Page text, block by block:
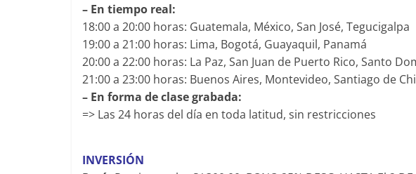
– En tiempo real:
18:00 a 20:00 horas: Guatemala, México, San José, Tegucigalpa
19:00 a 21:00 horas: Lima, Bogotá, Guayaquil, Panamá
20:00 a 22:00 horas: La Paz, San Juan de Puerto Rico, Santo
21:00 a 23:00 horas: Buenos Aires, Montevideo, Santiago de
– En forma de clase grabada:
=> Las 24 horas del día en toda latitud, sin restricciones
INVERSIÓN